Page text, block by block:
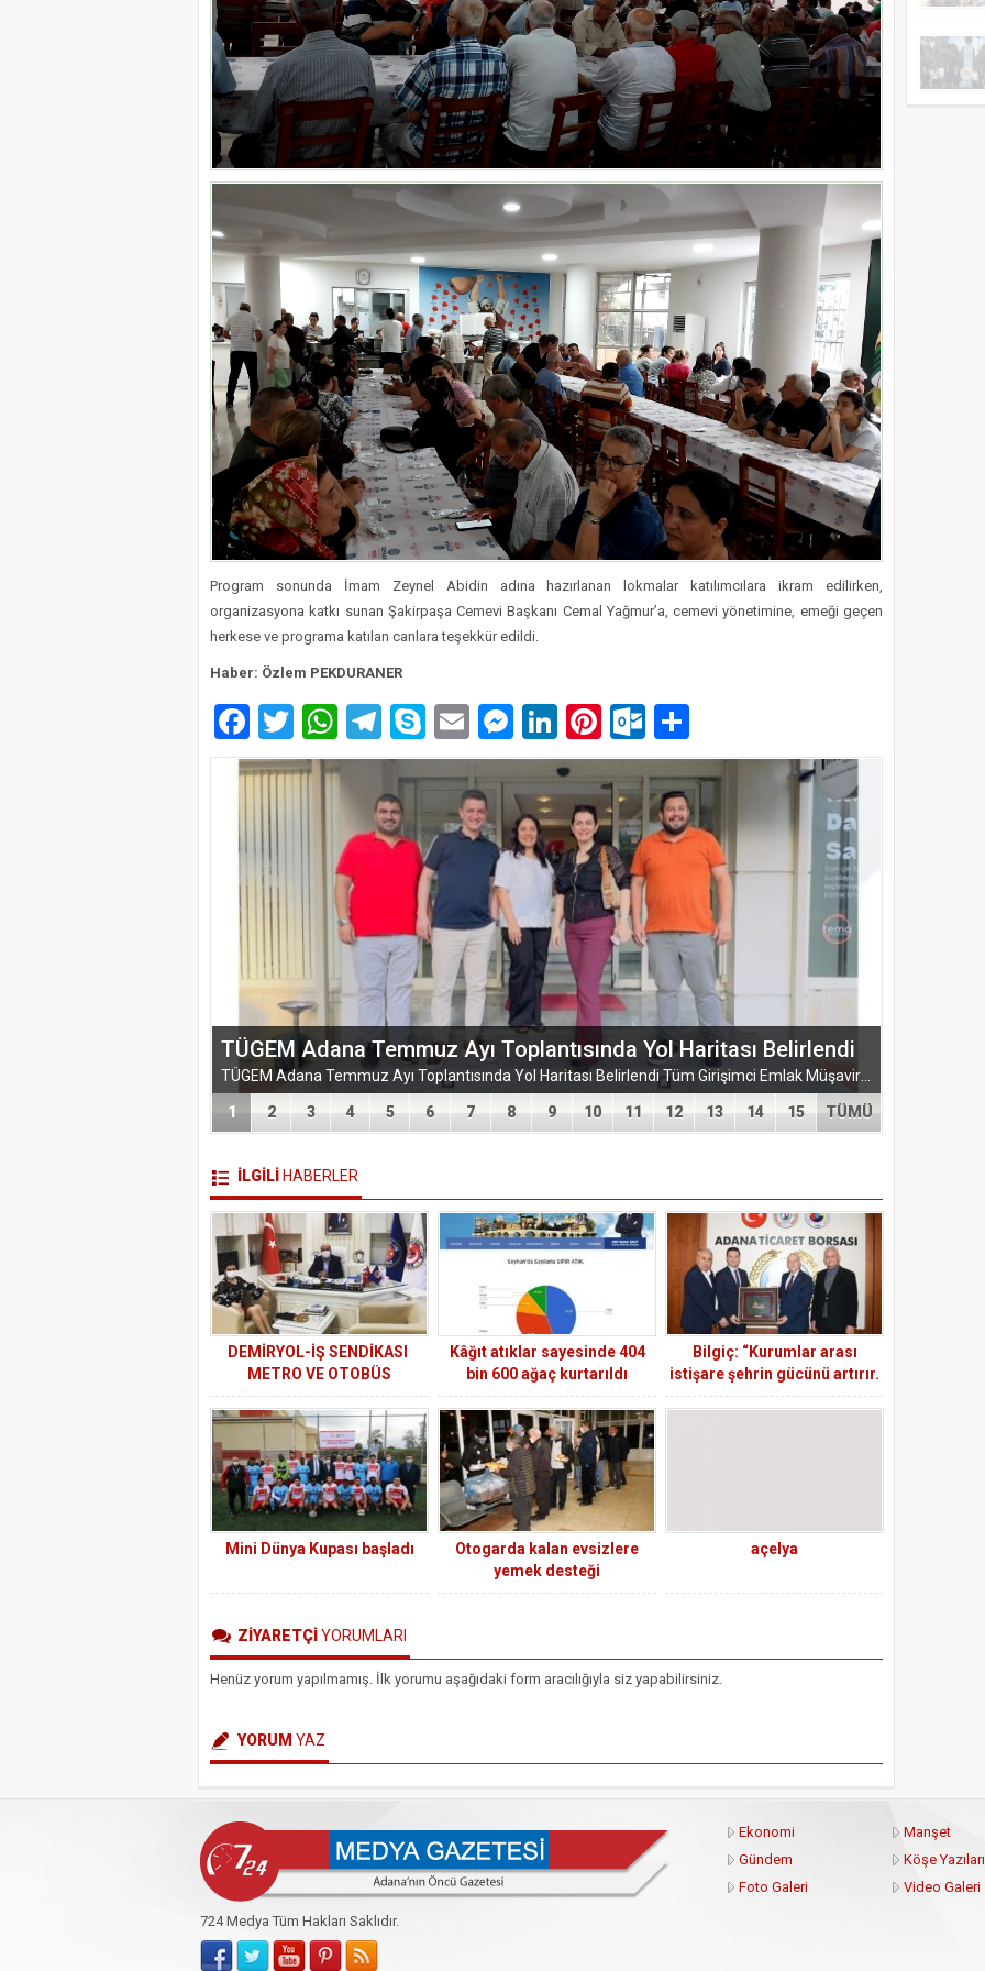
Program sonunda İmam Zeynel Abidin adına hazırlanan lokmalar katılımcılara ikram edilirken,
organizasyona katkı sunan Şakirpaşa Cemevi Başkanı Cemal Yağmur’a, cemevi yönetimine, emeği geçen
herkese ve programa katılan canlara teşekkür edildi.
Haber: Özlem PEKDURANER
Facebook
Twitter
WhatsApp
Telegram
SkypeEmailMessenger
LinkedIn
Pinterest
Outlook.com
EĞİTİM-BİR-SEN ADANA ŞUBESİ’NDEN KAHRAMANMARAŞ’A
VEFA VE DAYANIŞMA ÇIKARMASI
EĞİTİM-BİR-SEN ADANA ŞUBESİ’NDEN KAHRAMANMARAŞ’A VEFA VE DAYANIŞMA ÇIKARMASI Eğitim-Bir-Sen Adana Şubesi, Kahramanmaraş’ta anlamlı temaslarda bulundu. Adana heyeti; sendikal dayanışmayı güçlendirmek...
1 2 3 4 5 6 7 8 9 10 11 12 13 14 15 TÜMÜ
İLGİLİ HABERLER
DEMİRYOL-İŞ SENDİKASI
METRO VE OTOBÜS
İŞLETMESİ ÇALIŞANLARI İÇİN
TOPLU İŞ SÖZLEŞMESİNİ
İMZALADI.
Kâğıt atıklar sayesinde 404
bin 600 ağaç kurtarıldı
Bilgiç: “Kurumlar arası
istişare şehrin gücünü artırır.
“
Mini Dünya Kupası başladı
Otogarda kalan evsizlere
yemek desteği
açelya
ZİYARETÇİYORUMLARI
Henüz yorum yapılmamış. İlk yorumu aşağıdaki form aracılığıyla siz yapabilirsiniz.
YORUM YAZ
724 Medya Tüm Hakları Saklıdır.
Ekonomi
Manşet
Gündem
Köşe Yazıları
Foto Galeri
Video Galeri